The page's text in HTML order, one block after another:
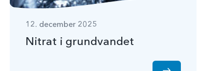
12. december 2025
Nitrat i grundvandet